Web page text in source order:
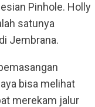
Pinhole. Holly
satunya
Jembrana.
bisa melihat
merekam jalur